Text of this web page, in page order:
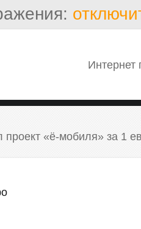
Интернет
проект «ё-мобиля» за 1